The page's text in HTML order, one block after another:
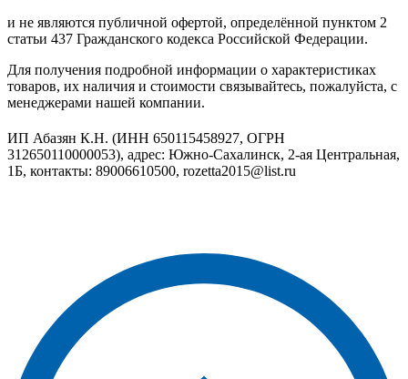
и не являются публичной офертой, определённой пунктом 2
статьи 437 Гражданского кодекса Российской Федерации.
Для получения подробной информации о характеристиках
товаров, их наличия и стоимости связывайтесь, пожалуйста, с
менеджерами нашей компании.
ИП Абазян К.Н. (ИНН 650115458927, ОГРН
312650110000053), адрес: Южно-Сахалинск, 2-ая Центральная,
1Б, контакты: 89006610500, rozetta2015@list.ru